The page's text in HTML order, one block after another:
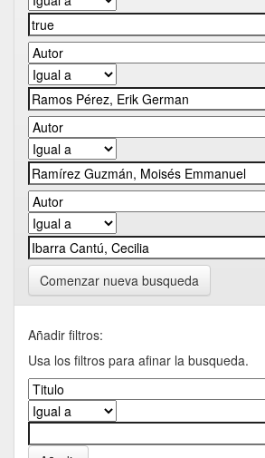
Comenzar nueva busqueda
Añadir filtros:
Usa los filtros para afinar la busqueda.